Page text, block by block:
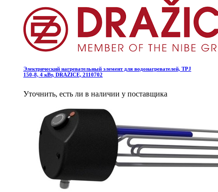
Электрический нагревательный элемент для водонагревателей, TPJ
150-8, 4 кВт, DRAŽICE, 2110702
Уточнить, есть ли в наличии у поставщика